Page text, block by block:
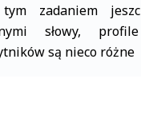
zadaniem
słowy,
są nieco różne